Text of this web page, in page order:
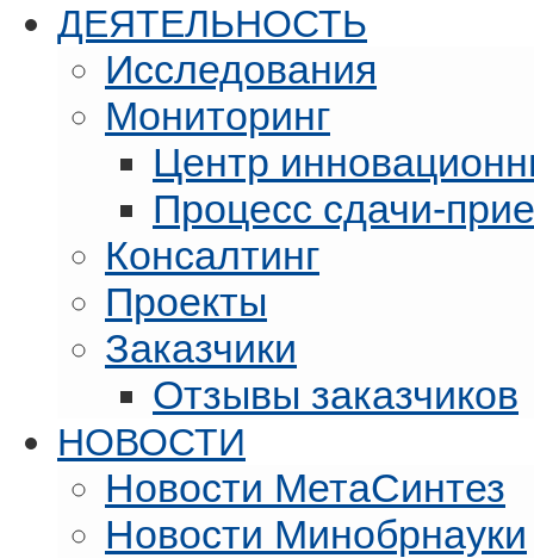
ДЕЯТЕЛЬНОСТЬ
Исследования
Мониторинг
Центр
Процесс сдачи-
Консалтинг
Проекты
Заказчики
Отзывы заказчиков
НОВОСТИ
Новости МетаСинтез
Новости Минобрнауки